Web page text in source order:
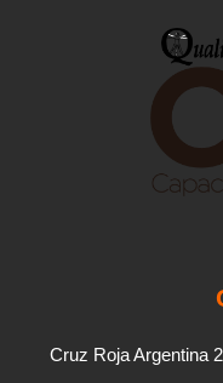
Cruz Roja Argentina